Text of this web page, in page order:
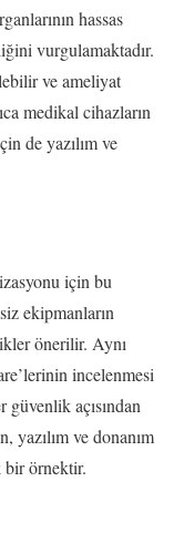
hassas
vurgulamaktadır.
ve ameliyat
medikal cihazların
de yazılım ve
için bu
ekipmanların
önerilir. Aynı
incelenmesi
güvenlik açısından
yazılım ve donanım
bir örnektir.